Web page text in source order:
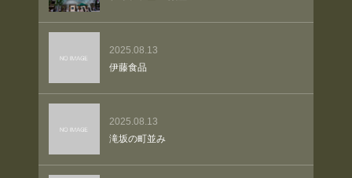
2025.08.13
伊藤食品
2025.08.13
滝坂の町並み